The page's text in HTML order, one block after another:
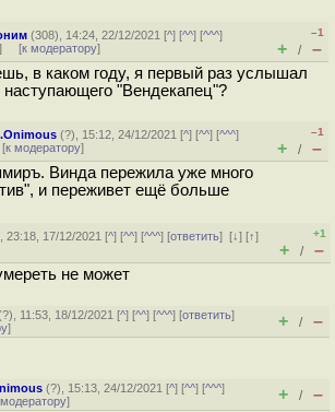
(308), 14:24, 22/12/2021 [^] [^^] [^^^]
] [к модератору]
–1
+ / –
в каком году, я первый раз услышал
"Вeндекaпец"?
(?), 15:12, 24/12/2021 [^] [^^] [^^^]
к модератору]
–1
+ / –
Винда пережила уже много
и переживет ещё больше
23:18, 17/12/2021 [^] [^^] [^^^] [ответить][↓] [↑]
+1
+ / –
не может
?), 11:53, 18/12/2021 [^] [^^] [^^^] [ответить]
] + / –
(?), 15:13, 24/12/2021 [^] [^^] [^^^]
] + / –